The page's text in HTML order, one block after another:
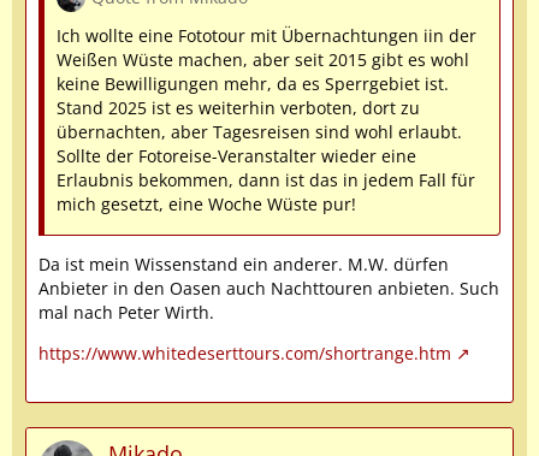
Ich wollte eine Fototour mit Übernachtungen iin der
Weißen Wüste machen, aber seit 2015 gibt es wohl
keine Bewilligungen mehr, da es Sperrgebiet ist.
Stand 2025 ist es weiterhin verboten, dort zu
übernachten, aber Tagesreisen sind wohl erlaubt.
Sollte der Fotoreise-Veranstalter wieder eine
Erlaubnis bekommen, dann ist das in jedem Fall für
mich gesetzt, eine Woche Wüste pur!
Da ist mein Wissenstand ein anderer. M.W. dürfen
Anbieter in den Oasen auch Nachttouren anbieten. Such
mal nach Peter Wirth.
https://www.whitedeserttours.com/shortrange.htm